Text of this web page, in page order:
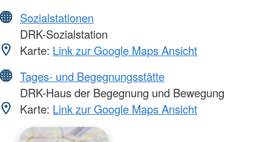
Sozialstationen
DRK-Sozialstation
Karte: Link zur Google Maps Ansicht
Tages- und Begegnungsstätte
DRK-Haus der Begegnung und Bewegung
Karte: Link zur Google Maps Ansicht